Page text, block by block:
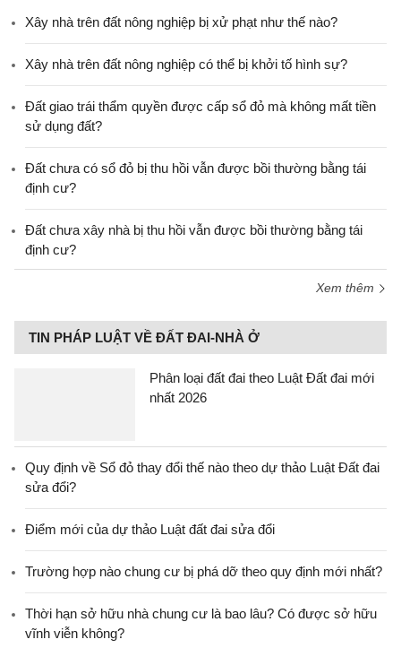
Xây nhà trên đất nông nghiệp bị xử phạt như thế nào?
Xây nhà trên đất nông nghiệp có thể bị khởi tố hình sự?
Đất giao trái thẩm quyền được cấp sổ đỏ mà không mất tiền
sử dụng đất?
Đất chưa có sổ đỏ bị thu hồi vẫn được bồi thường bằng tái
định cư?
Đất chưa xây nhà bị thu hồi vẫn được bồi thường bằng tái
định cư?
Xem thêm
TIN PHÁP LUẬT VỀ ĐẤT ĐAI-NHÀ Ở
Phân loại đất đai theo Luật Đất đai mới
nhất 2026
Quy định về Sổ đỏ thay đổi thế nào theo dự thảo Luật Đất đai
sửa đổi?
Điểm mới của dự thảo Luật đất đai sửa đổi
Trường hợp nào chung cư bị phá dỡ theo quy định mới nhất?
Thời hạn sở hữu nhà chung cư là bao lâu? Có được sở hữu
vĩnh viễn không?